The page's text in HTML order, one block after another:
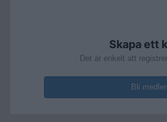
Skapa ett
Det är enkelt att
Bli